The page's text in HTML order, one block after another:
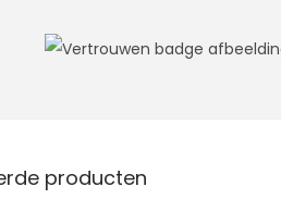
producten